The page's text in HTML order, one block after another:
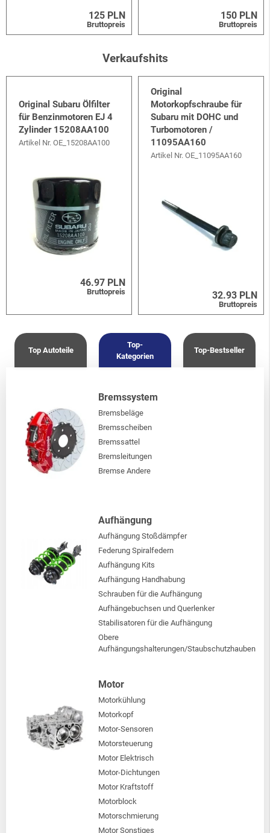
125 PLN
Bruttopreis
150 PLN
Bruttopreis
Verkaufshits
Original Subaru Ölfilter
für Benzinmotoren EJ 4
Zylinder 15208AA100
Artikel Nr. OE_15208AA100
46.97 PLN
Bruttopreis
Original
Motorkopfschraube für
Subaru mit DOHC und
Turbomotoren /
11095AA160
Artikel Nr. OE_11095AA160
32.93 PLN
Bruttopreis
Top Autoteile
Top-
Kategorien
Top-Bestseller
Bremssystem
Bremsbeläge
Bremsscheiben
Bremssattel
Bremsleitungen
Bremse Andere
Aufhängung
Aufhängung Stoßdämpfer
Federung Spiralfedern
Aufhängung Kits
Aufhängung Handhabung
Schrauben für die Aufhängung
Aufhängebuchsen und Querlenker
Stabilisatoren für die Aufhängung
Obere
Aufhängungshalterungen/Staubschutzhauben
Motor
Motorkühlung
Motorkopf
Motor-Sensoren
Motorsteuerung
Motor Elektrisch
Motor-Dichtungen
Motor Kraftstoff
Motorblock
Motorschmierung
Motor Sonstiges